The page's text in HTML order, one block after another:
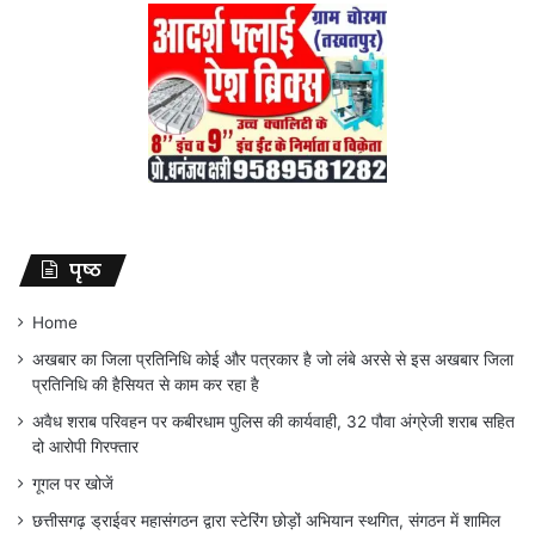
पृष्ठ
Home
अखबार का जिला प्रतिनिधि कोई और पत्रकार है जो लंबे अरसे से इस अखबार जिला
प्रतिनिधि की हैसियत से काम कर रहा है
अवैध शराब परिवहन पर कबीरधाम पुलिस की कार्यवाही, 32 पौवा अंग्रेजी शराब सहित
दो आरोपी गिरफ्तार
गूगल पर खोजें
छत्तीसगढ़ ड्राईवर महासंगठन द्वारा स्टेरिंग छोड़ों अभियान स्थगित, संगठन में शामिल